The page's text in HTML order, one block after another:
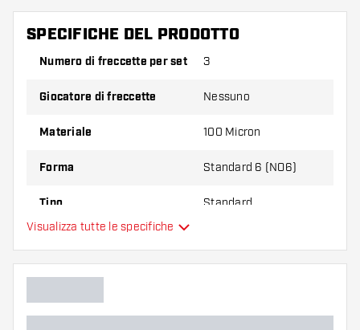
numero di alette e di astine. Questi possono
danneggiarsi o rompersi con l'uso.
spessore diverso di alette per scoprire quale
SPECIFICHE DEL PRODOTTO
Numero di freccette per set 3
Giocatore di freccette Nessuno
Materiale 100 Micron
Forma Standard 6 (NO6)
Tipo Standard
Colori aggiuntivi
Visualizza tutte le specifiche